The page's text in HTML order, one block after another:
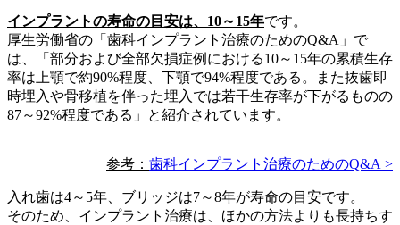
インプラントの寿命の目安は、10～15年です。
厚生労働省の「歯科インプラント治療のためのQ&A」で
は、「部分および全部欠損症例における10～15年の累積生存
率は上顎で約90%程度、下顎で94%程度である。また抜歯即
時埋入や骨移植を伴った埋入では若干生存率が下がるものの
87～92%程度である」と紹介されています。
参考： 歯科インプラント治療のためのQ&A >
入れ歯は4～5年、ブリッジは7～8年が寿命の目安です。
そのため、インプラント治療は、ほかの方法よりも長持ちす